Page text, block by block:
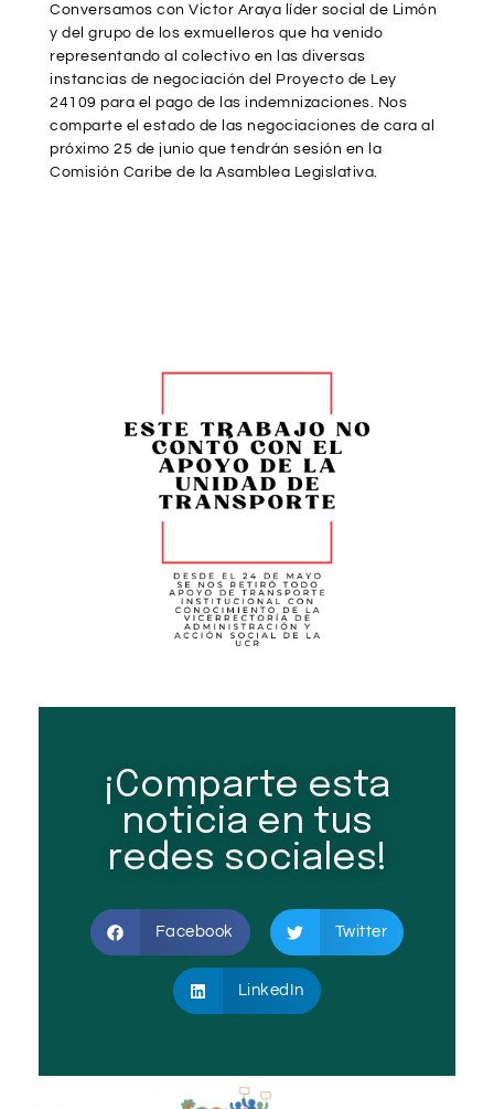
Conversamos con Victor Araya líder social de Limón
y del grupo de los exmuelleros que ha venido
representando al colectivo en las diversas
instancias de negociación del Proyecto de Ley
24109 para el pago de las indemnizaciones. Nos
comparte el estado de las negociaciones de cara al
próximo 25 de junio que tendrán sesión en la
Comisión Caribe de la Asamblea Legislativa.
¡Comparte esta
noticia en tus
redes sociales!
Facebook Twitter
LinkedIn